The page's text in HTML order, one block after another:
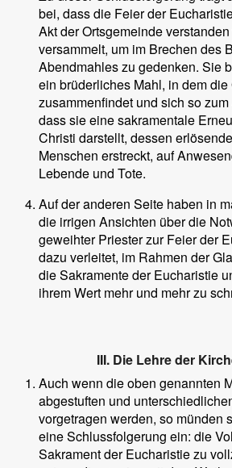
bei, dass die Feier der
Akt der Ortsgemeinde
versammelt, um im Brechen des
Abendmahles zu gedenken. Sie
ein brüderliches Mahl, in dem
zusammenfindet und sich so
dass sie eine sakramentale
Christi darstellt, dessen
Menschen erstreckt, auf
Lebende und Tote.
Auf der anderen Seite haben in
die irrigen Ansichten über die
geweihter Priester zur Feier der
dazu verleitet, im Rahmen der
die Sakramente der Eucharistie
ihrem Wert mehr und mehr zu
III. Die Lehre der
Auch wenn die oben genannten
abgestuften und
vorgetragen werden, so münden
eine Schlussfolgerung ein: die
Sakrament der Eucharistie zu